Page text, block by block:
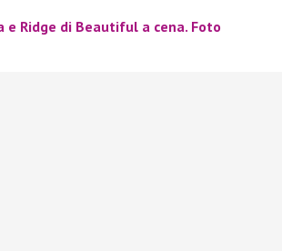
e Ridge di Beautiful a cena. Foto